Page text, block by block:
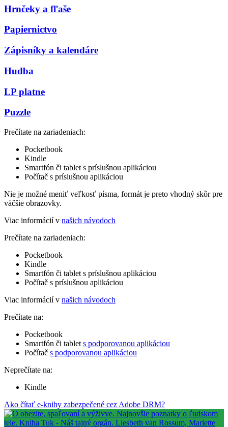
Hrnčeky a fľaše
Papiernictvo
Zápisníky a kalendáre
Hudba
LP platne
Puzzle
Prečítate na zariadeniach:
Pocketbook
Kindle
Smartfón či tablet s príslušnou aplikáciou
Počítač s príslušnou aplikáciou
Nie je možné meniť veľkosť písma, formát je preto vhodný skôr pre
väčšie obrazovky.
Viac informácií v našich návodoch
Prečítate na zariadeniach:
Pocketbook
Kindle
Smartfón či tablet s príslušnou aplikáciou
Počítač s príslušnou aplikáciou
Viac informácií v našich návodoch
Prečítate na:
Pocketbook
Smartfón či tablet s podporovanou aplikáciou
Počítač s podporovanou aplikáciou
Neprečítate na:
Kindle
Ako čítať e-knihy zabezpečené cez Adobe DRM?